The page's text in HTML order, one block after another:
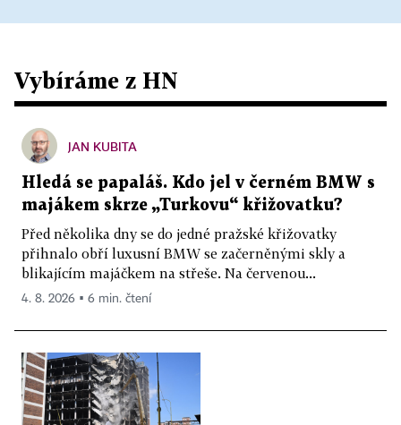
Vybíráme z HN
JAN KUBITA
Hledá se papaláš. Kdo jel v černém BMW s
majákem skrze „Turkovu“ křižovatku?
Před několika dny se do jedné pražské křižovatky
přihnalo obří luxusní BMW se začerněnými skly a
blikajícím majáčkem na střeše. Na červenou...
4. 8. 2026 ▪ 6 min. čtení